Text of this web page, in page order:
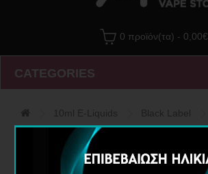
0 προϊόν(τα) - 0,00€
CATEGORIES
10ml E-Liquids
Black Label
Υγρό Αναπλήρωσης Bubblegum